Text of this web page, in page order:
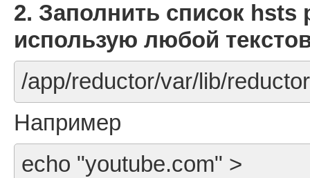
2. Заполнить список hsts
использую любой
/app/reductor/var/lib/
Например
echo "youtube.com" >